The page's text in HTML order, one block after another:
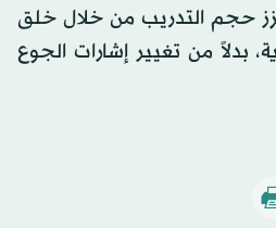
حجم التدريب من خلال خلق
بدلاً من تغيير إشارات الجوع